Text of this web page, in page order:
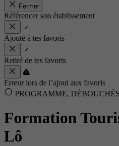
Fermer
Référencer son établissement
Ajouté à tes favoris
Retiré de tes favoris
Erreur lors de l’ajout aux favoris
PROGRAMME,
Formation
Lô